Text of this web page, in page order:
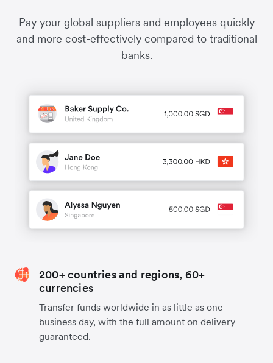
Pay your global suppliers and employees quickly
and more cost-effectively compared to traditional
banks.
200+ countries and regions, 60+
currencies
Transfer funds worldwide in as little as one
business day, with the full amount on delivery
guaranteed.